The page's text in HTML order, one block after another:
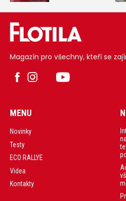
Magazín pro všechny, kteří se
MENU
Novinky
Testy
ECO RALLYE
Videa
Kontakty